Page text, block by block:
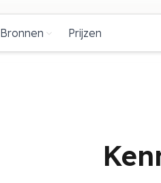
Bronnen Prijzen